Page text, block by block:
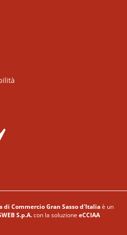
Instagram
su LinkeIn
di Commercio Gran Sasso d'Italia è un
S.p.A. con la soluzione eCCIAA